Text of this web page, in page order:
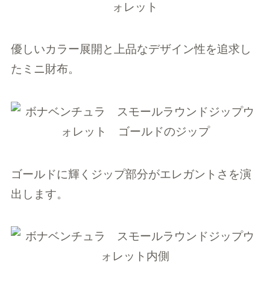
優しいカラー展開と上品なデザイン性を追求し
たミニ財布。
ゴールドに輝くジップ部分がエレガントさを演
出します。